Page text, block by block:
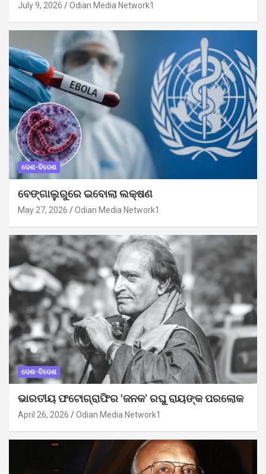
July 9, 2026 Odian Media Network1
ଦେଶ-ବିଦେଶ
ବେଙ୍ଗାଲୁରୁରେ ଇବୋଲା ଲକ୍ଷଣ
May 27, 2026 Odian Media Network1
ଦେଶ-ବିଦେଶ
ଭାରତୀୟ ଫଟୋଗ୍ରାଫିର ‘ଜନକ’ ରଘୁ ରାୟଙ୍କ ପରଲୋକ
April 26, 2026 Odian Media Network1